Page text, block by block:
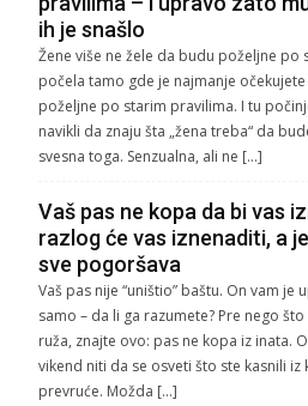
ih je snašlo
Žene više ne žele da budu poželjne
počela tamo gde je najmanje
poželjne po starim pravilima. I tu
navikli da znaju šta „žena treba“ da
svesna toga. Senzualna, ali ne […]
Vaš pas ne kopa da bi vas
razlog će vas iznenaditi, a
sve pogoršava
Vaš pas nije “uništio” baštu. On vam je
samo – da li ga razumete? Pre nego
ruža, znajte ovo: pas ne kopa iz inata.
vikend niti da se osveti što ste kasnili iz
prevruće. Možda […]